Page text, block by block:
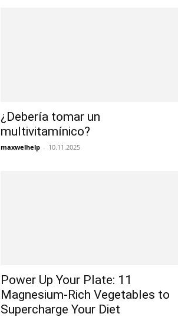
¿Debería tomar un
multivitamínico?
maxwelhelp - 10.11.2025
Power Up Your Plate: 11
Magnesium-Rich Vegetables to
Supercharge Your Diet